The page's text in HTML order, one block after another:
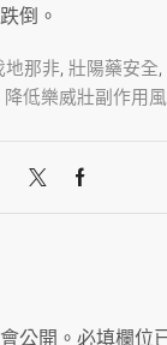
倒。
地那非, 壯陽藥安全,
降低樂威壯副作用
公開。必填欄位